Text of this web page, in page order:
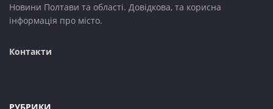
Новини Полтави та області. Довідкова, та корисна
інформація про місто.
Контакти